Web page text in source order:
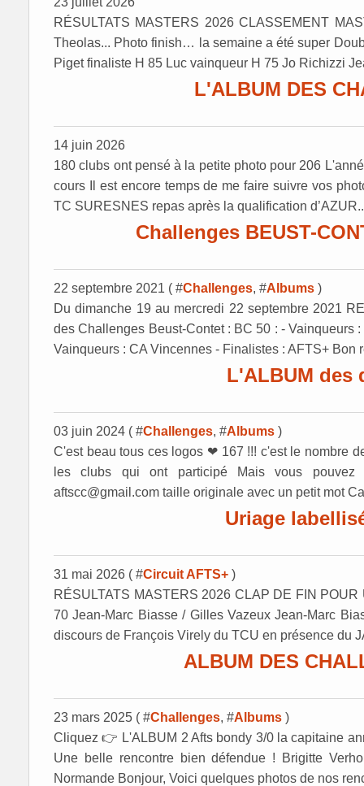
RÉSULTATS MASTERS 2026 CLASSEMENT
Theolas... Photo finish… la semaine a été super
Piget finaliste H 85 Luc vainqueur H 75 Jo Richizzi
L'ALBUM DES
14 juin 2026
180 clubs ont pensé à la petite photo pour 206
cours Il est encore temps de me faire suivre vos
TC SURESNES repas après la qualification
Challenges BEUST-
22 septembre 2021 ( #Challenges, #Albums )
Du dimanche 19 au mercredi 22 septembre 2021
des Challenges Beust-Contet : BC 50 : - Vainqueurs
Vainqueurs : CA Vincennes - Finalistes : AFTS+ Bon
L'ALBUM des
03 juin 2024 ( #Challenges, #Albums )
C'est beau tous ces logos ❤ 167 !!! c'est le nombre
les clubs qui ont participé Mais vous
aftscc@gmail.com taille originale avec un petit mot
Uriage
31 mai 2026 ( #Circuit AFTS+ )
RÉSULTATS MASTERS 2026 CLAP DE FIN
70 Jean-Marc Biasse / Gilles Vazeux Jean-Marc
discours de François Virely du TCU en présence du
ALBUM DES
23 mars 2025 ( #Challenges, #Albums )
Cliquez 👉 L'ALBUM 2 Afts bondy 3/0 la capitaine
Une belle rencontre bien défendue ! Brigitte
Normande Bonjour, Voici quelques photos de nos